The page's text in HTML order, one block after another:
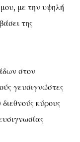
με την υψηλή
της
στον
γευσιγνώστες
κύρους